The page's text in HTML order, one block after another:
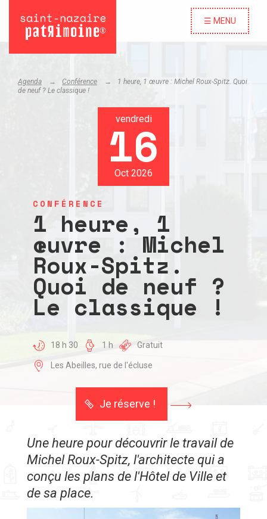
☰ MENU
Agenda Conférence
1 heure, 1 œuvre : Michel Roux-Spitz. Quoi
de neuf ? Le classique !
vendredi
16
Oct 2026
CONFÉRENCE
1 heure, 1
œuvre : Michel
Roux-Spitz.
Quoi de neuf ?
Le classique !
18 h 30 1 h Gratuit
Les Abeilles, rue de l'écluse
Je réserve !
Une heure pour découvrir le travail de
Michel Roux-Spitz, l'architecte qui a
conçu les plans de l'Hôtel de Ville et
de sa place.